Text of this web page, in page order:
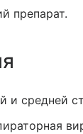
препарат.
и средней